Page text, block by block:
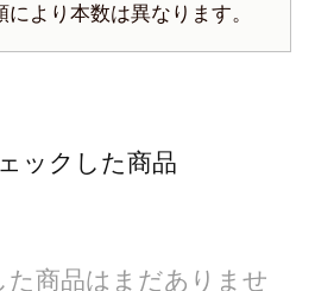
より本数は異なります。
ックした商品
た商品はまだありませ